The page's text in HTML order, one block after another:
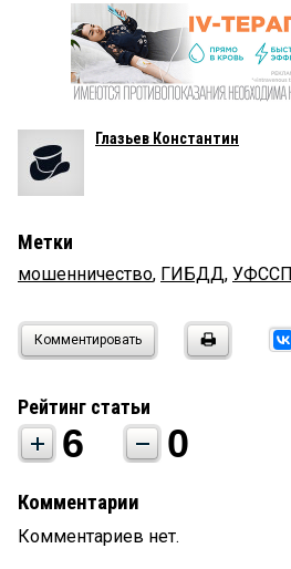
Глазьев Константин
Метки
мошенничество, ГИБДД, УФССП
Комментировать
Рейтинг статьи
6 0
Комментарии
Комментариев нет.